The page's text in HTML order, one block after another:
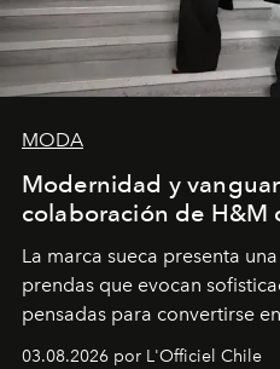
MODA
Modernidad y
colaboración de H&M
La marca sueca presenta
prendas que evocan
pensadas para convertirse
Disponible en Chile desde el
03.08.2026 por L'Officiel Chile